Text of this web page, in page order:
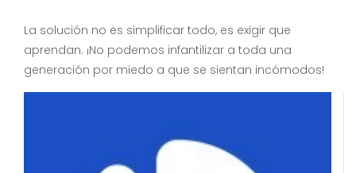
La solución no es simplificar todo, es exigir que
aprendan. ¡No podemos infantilizar a toda una
generación por miedo a que se sientan incómodos!